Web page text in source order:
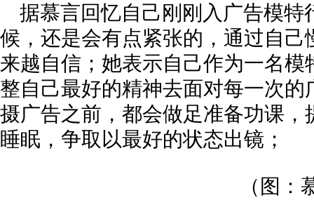
据慕言回忆自己刚刚入广告模
候，还是会有点紧张的，通过自
来越自信；她表示自己作为一名
整自己最好的精神去面对每一次
摄广告之前，都会做足准备功课
睡眠，争取以最好的状态出镜；
（图：